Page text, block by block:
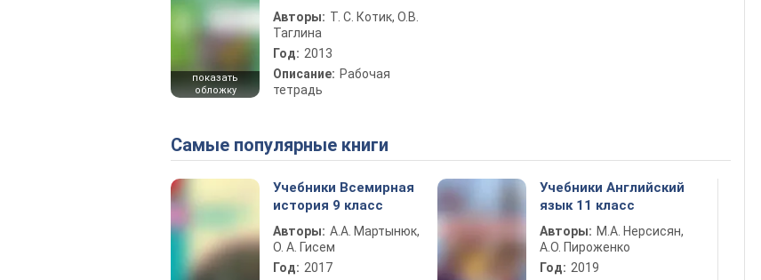
показать
обложку
Авторы: Т. С. Котик, О.В.
Таглина
Год: 2013
Описание: Рабочая
тетрадь
Самые популярные книги
Учебники Всемирная
история 9 класс
Авторы: А.А. Мартынюк,
О. А. Гисем
Год: 2017
Учебники Английский
язык 11 класс
Авторы: М.А. Нерсисян,
А.О. Пироженко
Год: 2019